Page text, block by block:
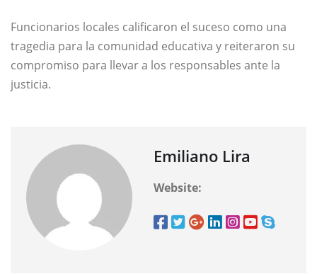
Funcionarios locales calificaron el suceso como una
tragedia para la comunidad educativa y reiteraron su
compromiso para llevar a los responsables ante la
justicia.
Emiliano Lira
Website: